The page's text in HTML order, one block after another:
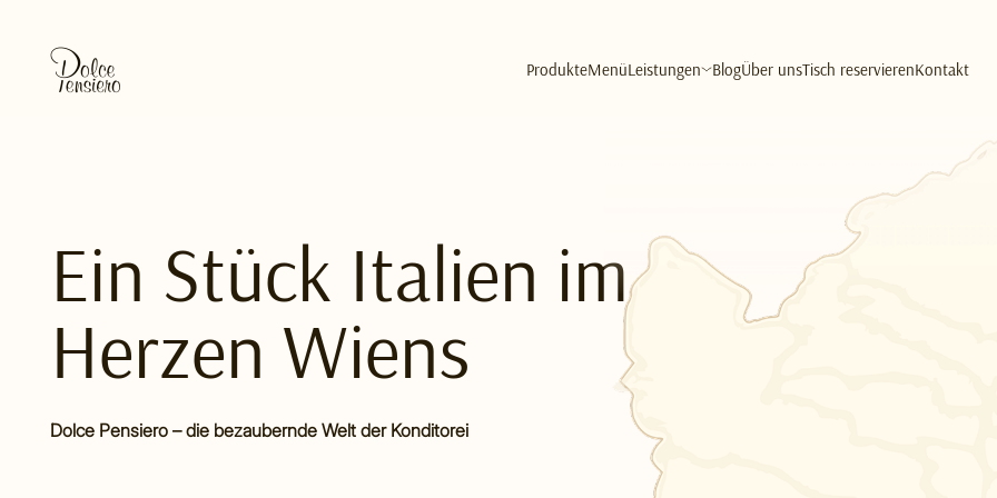
ProdukteMenüLeistungen BlogÜber unsTisch reservierenKontakt
Ein Stück Italien im
Herzen Wiens
Dolce Pensiero – die bezaubernde Welt der Konditorei